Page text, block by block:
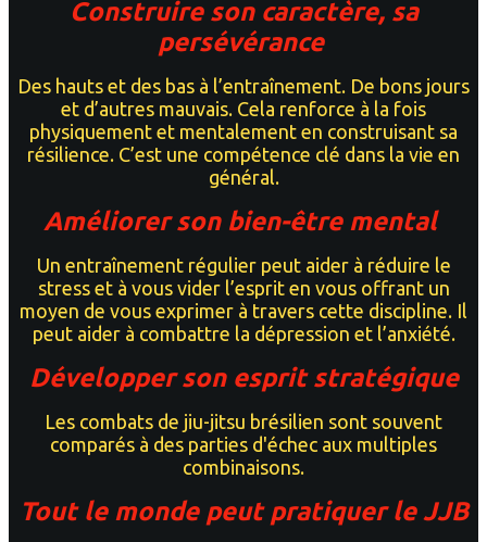
Construire son caractère, sa
persévérance
Des hauts et des bas à l’entraînement. De bons jours
et d’autres mauvais. Cela renforce à la fois
physiquement et mentalement en construisant sa
résilience. C’est une compétence clé dans la vie en
général.
Améliorer son bien-être mental
Un entraînement régulier peut aider à réduire le
stress et à vous vider l’esprit en vous offrant un
moyen de vous exprimer à travers cette discipline. Il
peut aider à combattre la dépression et l’anxiété.
Développer son esprit stratégique
Les combats de jiu-jitsu brésilien sont souvent
comparés à des parties d'échec aux multiples
combinaisons.
Tout le monde peut pratiquer le JJB